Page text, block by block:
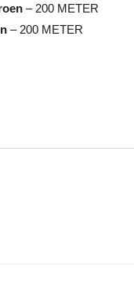
– 200 METER
– 200 METER